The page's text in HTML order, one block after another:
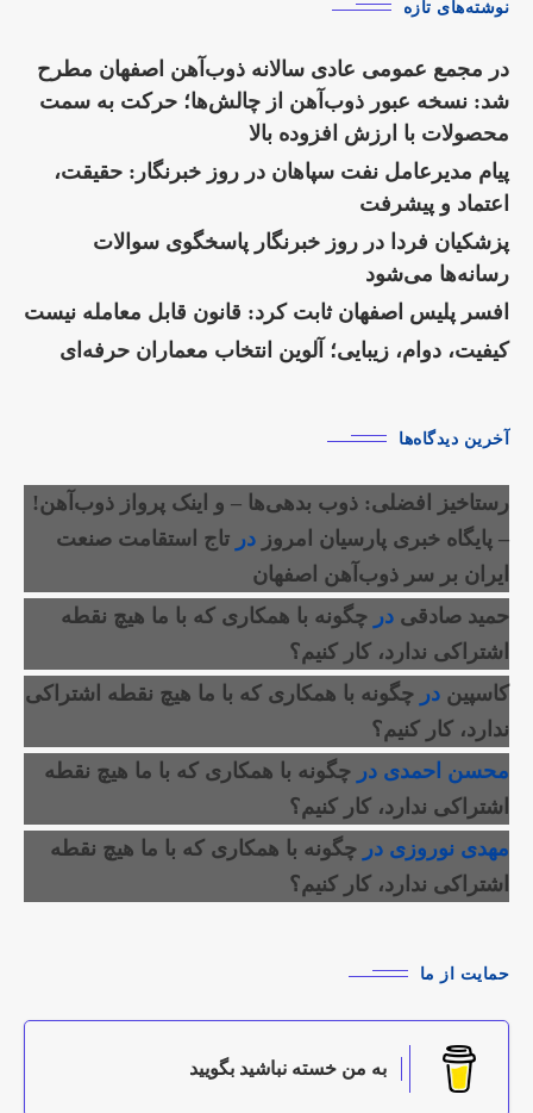
نوشته‌های تازه
در مجمع عمومی عادی سالانه ذوب‌آهن اصفهان مطرح
شد: نسخه عبور ذوب‌آهن از چالش‌ها؛ حرکت به سمت
محصولات با ارزش افزوده بالا
پیام مدیرعامل نفت سپاهان در روز خبرنگار: حقیقت،
اعتماد و پیشرفت
پزشکیان فردا در روز خبرنگار پاسخگوی سوالات
رسانه‌ها می‌شود
افسر پلیس اصفهان ثابت کرد: قانون قابل معامله نیست
کیفیت، دوام، زیبایی؛ آلوین انتخاب معماران حرفه‌ای
آخرین دیدگاه‌ها
رستاخیز افضلی: ذوب بدهی‌ها – و اینک پرواز ذوب‌آهن!
– پایگاه خبری پارسیان امروز در تاج استقامت صنعت
ایران بر سر ذوب‌آهن اصفهان
حمید صادقی در چگونه با همکاری که با ما هیچ نقطه
اشتراکی ندارد، کار کنیم؟
کاسپین در چگونه با همکاری که با ما هیچ نقطه اشتراکی
ندارد، کار کنیم؟
محسن احمدی در چگونه با همکاری که با ما هیچ نقطه
اشتراکی ندارد، کار کنیم؟
مهدی نوروزی در چگونه با همکاری که با ما هیچ نقطه
اشتراکی ندارد، کار کنیم؟
حمایت از ما
به من خسته نباشید بگویید